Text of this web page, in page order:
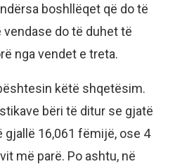
boshllëqet që do të
do të duhet të
nga vendet e treta.
këtë shqetësim.
bëri të ditur se gjatë
gjallë 16,061 fëmijë, ose 4
më parë. Po ashtu, në